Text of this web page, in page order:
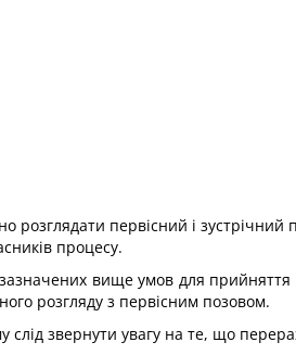
розглядати первісний і
процесу.
вище умов для прийняття
розгляду з первісним позовом.
слід звернути увагу на те, що